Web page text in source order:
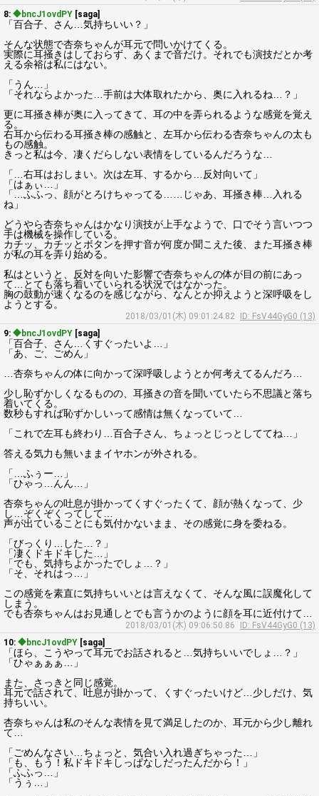
8: ◆bncJ1ovdPY [saga]
「百合子、さん…気持ちいい？」
そんな状態で杏奈ちゃんが耳元で問いかけてくる。
実際に耳掻きはしておらず、あくまで音だけ。それでも演技だとか考
える余裕は私にはない。
「うん…」
「それならよかった…手前は大体取れたから、奥に入れるね…？」
更に耳掻き棒が奥に入ってきて、耳の中を弄られるような感覚を覚え
る。
右耳から伝わる耳掻き棒の感触と、左耳から伝わる杏奈ちゃんの太も
もの感触。
きっと私は今、凄くだらしない表情をしているんだろうな…
「…右耳はおしまい。次は左耳、するから…反対向いて」
「はぁぃ…」
「…ふふっ、顔がとろけちゃってる……じゃあ、耳掻き棒…入れる
ね」
どうやら杏奈ちゃんはかなり演技が上手なようで、口でそう言いつつ
手は機械を操作している。
カチッ、カチッとボタンを押す音が何度か聞こえた後、また耳掻き棒
が私の耳を弄り始める。
私はというと、反対を向いた影響で杏奈ちゃんの体が目の前にあっ
て…とても落ち着いていられる状況ではなかった。
胸の鼓動が速くなるのを感じながら、なんとか抑えようと深呼吸をし
ようとする。
2018/03/01(木) 09:01:24.82
ID: FsV44GyG0 (13)
9: ◆bncJ1ovdPY [saga]
「百合子、さん…くすぐったいよ…」
「あ、ご、ごめん」
…杏奈ちゃんの体に向かって深呼吸しようとか何考えてるんだろ…
少し恥ずかしくなるものの、耳掻きの音を聞いていたら不思議と落ち
着いてくる。
数秒もすれば恥ずかしいって感情は無くなっていて…
「これで左耳も終わり…百合子さん、ちょっとじっとしててね…」
答える気力も無いままイヤホンが外される。
「…ふぅー…」
「ひゃっ…んん…」
杏奈ちゃんの吐息が掛かってくすぐったくて、顔が熱くなって、少
し…ぞくぞくってして…
声が出ていることにも気付かないまま、その感覚に身を委ねる。
「びっくり…した…？」
「凄くドキドキした…」
「でも、気持ちよかったでしょ…？」
「そ、それはっ…」
この感覚を素直に気持ちいいとは言えなくて、そんな風に誤魔化して
しまう。
でも杏奈ちゃんはお見通しとでも言うかのように顔を耳に近付けて…
2018/03/01(木) 09:06:50.86
ID: FsV44GyG0 (13)
10: ◆bncJ1ovdPY [saga]
「ほら、こうやって耳元でお話されると…気持ちいいでしょ…？」
「ひゃぁぁぁ…」
また、さっきと同じ感覚。
耳元で話されて、吐息が掛かって、くすぐったいけど…少しだけ、気
持ちいい。
杏奈ちゃんは私のそんな表情を見て満足したのか、耳元から少し離れ
て…
「ごめんなさい…ちょっと、気合い入れ過ぎちゃった…」
「も、もう！私ドキドキしっぱなしだったんだから！」
「ふふっ…」
「うぅ…」